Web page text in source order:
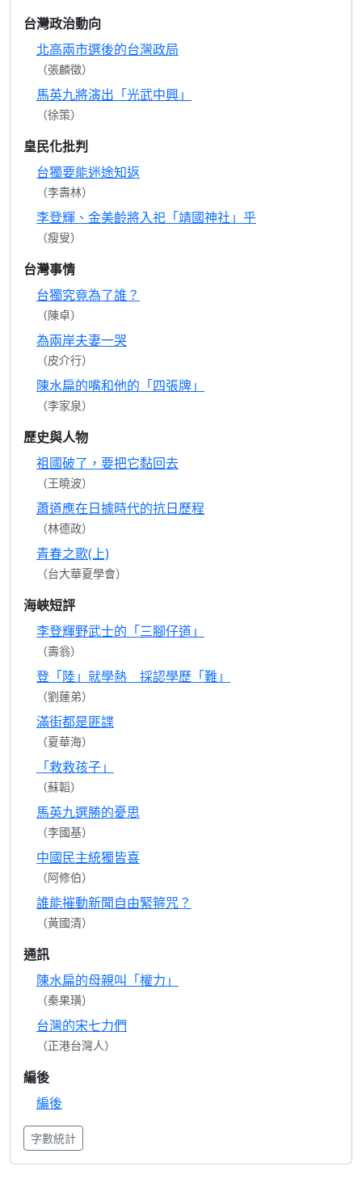
台灣政治動向
北高兩市選後的台灣政局
（張麟徵）
馬英九將演出「光武中興」
（徐策）
皇民化批判
台獨要能迷途知返
（李壽林）
李登輝、金美齡將入祀「靖國神社」乎
（瘦叟）
台灣事情
台獨究竟為了誰？
（陳卓）
為兩岸夫妻一哭
（皮介行）
陳水扁的嘴和他的「四張牌」
（李家泉）
歷史與人物
祖國破了，要把它黏回去
（王曉波）
蕭道應在日據時代的抗日歷程
（林德政）
青春之歌(上)
（台大華夏學會）
海峽短評
李登輝野武士的「三腳仔道」
（壽翁）
登「陸」就學熱 採認學歷「難」
（劉蓮弟）
滿街都是匪諜
（夏華海）
「救救孩子」
（蘇韜）
馬英九選勝的憂思
（李國基）
中國民主統獨皆喜
（阿修伯）
誰能摧動新聞自由緊箍咒？
（黃國清）
通訊
陳水扁的母親叫「權力」
（秦果璜）
台灣的宋七力們
（正港台灣人）
編後
編後
字數統計